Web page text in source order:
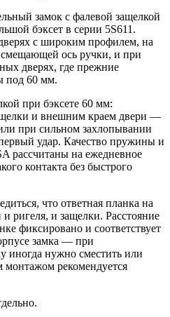
замок с фалевой защелкой
бэксет в серии 5S611.
с широким профилем, на
смещающей ось ручки, и при
дверях, где прежние
под 60 мм.
при бэксете 60 мм:
и внешним краем двери —
при сильном захлопывании
удар. Качество пружины и
рассчитаны на ежедневное
контакта без быстрого
что ответная планка на
и ригеля, и защелки. Расстояние
фиксировано и соответствует
замка — при
иногда нужно сместить или
рекомендуется